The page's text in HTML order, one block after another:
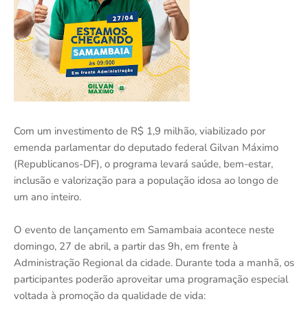
Com um investimento de R$ 1,9 milhão, viabilizado por
emenda parlamentar do deputado federal Gilvan Máximo
(Republicanos-DF), o programa levará saúde, bem-estar,
inclusão e valorização para a população idosa ao longo de
um ano inteiro.
O evento de lançamento em Samambaia acontece neste
domingo, 27 de abril, a partir das 9h, em frente à
Administração Regional da cidade. Durante toda a manhã, os
participantes poderão aproveitar uma programação especial
voltada à promoção da qualidade de vida: